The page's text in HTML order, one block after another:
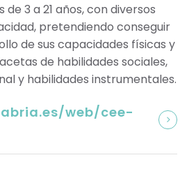
3 a 21 años, con diversos
pretendiendo conseguir
de sus capacidades físicas y
de habilidades sociales,
y habilidades instrumentales.
web/cee-